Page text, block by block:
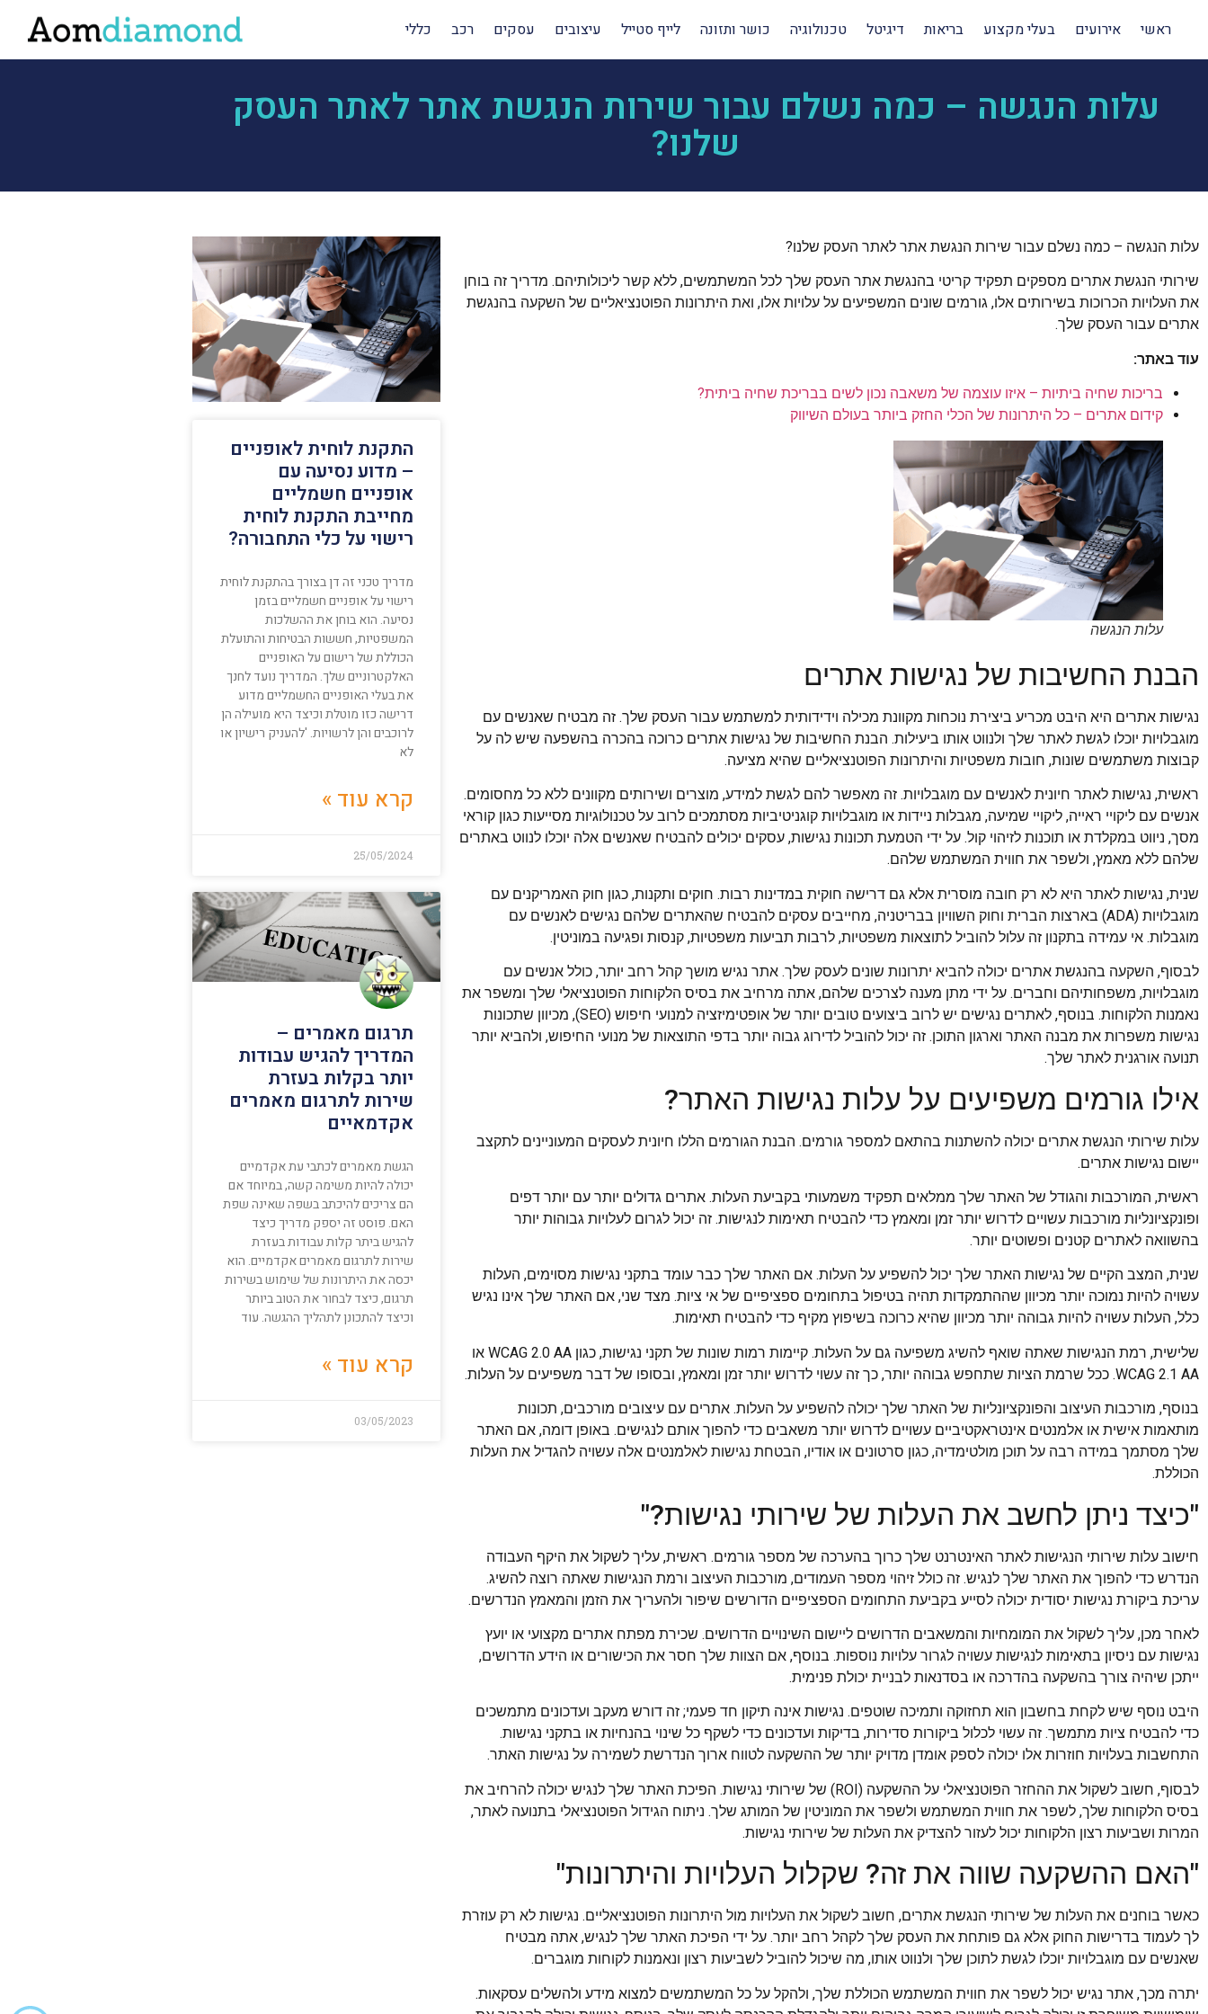
ראשי אירועים בעלי מקצוע בריאות דיגיטל טכנולוגיה כושר ותזונה לייף סטייל עיצובים עסקים רכב כללי
עלות הנגשה – כמה נשלם עבור שירות הנגשת אתר לאתר העסק
שלנו?
עלות הנגשה – כמה נשלם עבור שירות הנגשת אתר לאתר העסק שלנו?
שירותי הנגשת אתרים מספקים תפקיד קריטי בהנגשת אתר העסק שלך לכל המשתמשים, ללא קשר ליכולותיהם. מדריך זה בוחן
את העלויות הכרוכות בשירותים אלו, גורמים שונים המשפיעים על עלויות אלו, ואת היתרונות הפוטנציאליים של השקעה בהנגשת
אתרים עבור העסק שלך.
עוד באתר:
בריכות שחיה ביתיות – איזו עוצמה של משאבה נכון לשים בבריכת שחיה ביתית?
קידום אתרים – כל היתרונות של הכלי החזק ביותר בעולם השיווק
עלות הנגשה
הבנת החשיבות של נגישות אתרים
נגישות אתרים היא היבט מכריע ביצירת נוכחות מקוונת מכילה וידידותית למשתמש עבור העסק שלך. זה מבטיח שאנשים עם
מוגבלויות יוכלו לגשת לאתר שלך ולנווט אותו ביעילות. הבנת החשיבות של נגישות אתרים כרוכה בהכרה בהשפעה שיש לה על
קבוצות משתמשים שונות, חובות משפטיות והיתרונות הפוטנציאליים שהיא מציעה.
ראשית, נגישות לאתר חיונית לאנשים עם מוגבלויות. זה מאפשר להם לגשת למידע, מוצרים ושירותים מקוונים ללא כל מחסומים.
אנשים עם ליקויי ראייה, ליקויי שמיעה, מגבלות ניידות או מוגבלויות קוגניטיביות מסתמכים לרוב על טכנולוגיות מסייעות כגון קוראי
מסך, ניווט במקלדת או תוכנות לזיהוי קול. על ידי הטמעת תכונות נגישות, עסקים יכולים להבטיח שאנשים אלה יוכלו לנווט באתרים
שלהם ללא מאמץ, ולשפר את חווית המשתמש שלהם.
שנית, נגישות לאתר היא לא רק חובה מוסרית אלא גם דרישה חוקית במדינות רבות. חוקים ותקנות, כגון חוק האמריקנים עם
מוגבלויות (ADA) בארצות הברית וחוק השוויון בבריטניה, מחייבים עסקים להבטיח שהאתרים שלהם נגישים לאנשים עם
מוגבלות. אי עמידה בתקנון זה עלול להוביל לתוצאות משפטיות, לרבות תביעות משפטיות, קנסות ופגיעה במוניטין.
לבסוף, השקעה בהנגשת אתרים יכולה להביא יתרונות שונים לעסק שלך. אתר נגיש מושך קהל רחב יותר, כולל אנשים עם
מוגבלויות, משפחותיהם וחברים. על ידי מתן מענה לצרכים שלהם, אתה מרחיב את בסיס הלקוחות הפוטנציאלי שלך ומשפר את
נאמנות הלקוחות. בנוסף, לאתרים נגישים יש לרוב ביצועים טובים יותר של אופטימיזציה למנועי חיפוש (SEO), מכיוון שתכונות
נגישות משפרות את מבנה האתר וארגון התוכן. זה יכול להוביל לדירוג גבוה יותר בדפי התוצאות של מנועי החיפוש, ולהביא יותר
תנועה אורגנית לאתר שלך.
אילו גורמים משפיעים על עלות נגישות האתר?
עלות שירותי הנגשת אתרים יכולה להשתנות בהתאם למספר גורמים. הבנת הגורמים הללו חיונית לעסקים המעוניינים לתקצב
יישום נגישות אתרים.
ראשית, המורכבות והגודל של האתר שלך ממלאים תפקיד משמעותי בקביעת העלות. אתרים גדולים יותר עם יותר דפים
ופונקציונליות מורכבות עשויים לדרוש יותר זמן ומאמץ כדי להבטיח תאימות לנגישות. זה יכול לגרום לעלויות גבוהות יותר
בהשוואה לאתרים קטנים ופשוטים יותר.
שנית, המצב הקיים של נגישות האתר שלך יכול להשפיע על העלות. אם האתר שלך כבר עומד בתקני נגישות מסוימים, העלות
עשויה להיות נמוכה יותר מכיוון שההתמקדות תהיה בטיפול בתחומים ספציפיים של אי ציות. מצד שני, אם האתר שלך אינו נגיש
כלל, העלות עשויה להיות גבוהה יותר מכיוון שהיא כרוכה בשיפוץ מקיף כדי להבטיח תאימות.
שלישית, רמת הנגישות שאתה שואף להשיג משפיעה גם על העלות. קיימות רמות שונות של תקני נגישות, כגון WCAG 2.0 AA או
WCAG 2.1 AA. ככל שרמת הציות שתחפש גבוהה יותר, כך זה עשוי לדרוש יותר זמן ומאמץ, ובסופו של דבר משפיעים על העלות.
בנוסף, מורכבות העיצוב והפונקציונליות של האתר שלך יכולה להשפיע על העלות. אתרים עם עיצובים מורכבים, תכונות
מותאמות אישית או אלמנטים אינטראקטיביים עשויים לדרוש יותר משאבים כדי להפוך אותם לנגישים. באופן דומה, אם האתר
שלך מסתמך במידה רבה על תוכן מולטימדיה, כגון סרטונים או אודיו, הבטחת נגישות לאלמנטים אלה עשויה להגדיל את העלות
הכוללת.
"כיצד ניתן לחשב את העלות של שירותי נגישות?"
חישוב עלות שירותי הנגישות לאתר האינטרנט שלך כרוך בהערכה של מספר גורמים. ראשית, עליך לשקול את היקף העבודה
הנדרש כדי להפוך את האתר שלך לנגיש. זה כולל זיהוי מספר העמודים, מורכבות העיצוב ורמת הנגישות שאתה רוצה להשיג.
עריכת ביקורת נגישות יסודית יכולה לסייע בקביעת התחומים הספציפיים הדורשים שיפור ולהעריך את הזמן והמאמץ הנדרשים.
לאחר מכן, עליך לשקול את המומחיות והמשאבים הדרושים ליישום השינויים הדרושים. שכירת מפתח אתרים מקצועי או יועץ
נגישות עם ניסיון בתאימות לנגישות עשויה לגרור עלויות נוספות. בנוסף, אם הצוות שלך חסר את הכישורים או הידע הדרושים,
ייתכן שיהיה צורך בהשקעה בהדרכה או בסדנאות לבניית יכולת פנימית.
היבט נוסף שיש לקחת בחשבון הוא תחזוקה ותמיכה שוטפים. נגישות אינה תיקון חד פעמי; זה דורש מעקב ועדכונים מתמשכים
כדי להבטיח ציות מתמשך. זה עשוי לכלול ביקורות סדירות, בדיקות ועדכונים כדי לשקף כל שינוי בהנחיות או בתקני נגישות.
התחשבות בעלויות חוזרות אלו יכולה לספק אומדן מדויק יותר של ההשקעה לטווח ארוך הנדרשת לשמירה על נגישות האתר.
לבסוף, חשוב לשקול את ההחזר הפוטנציאלי על ההשקעה (ROI) של שירותי נגישות. הפיכת האתר שלך לנגיש יכולה להרחיב את
בסיס הלקוחות שלך, לשפר את חווית המשתמש ולשפר את המוניטין של המותג שלך. ניתוח הגידול הפוטנציאלי בתנועה לאתר,
המרות ושביעות רצון הלקוחות יכול לעזור להצדיק את העלות של שירותי נגישות.
"האם ההשקעה שווה את זה? שקלול העלויות והיתרונות"
כאשר בוחנים את העלות של שירותי הנגשת אתרים, חשוב לשקול את העלויות מול היתרונות הפוטנציאליים. נגישות לא רק עוזרת
לך לעמוד בדרישות החוק אלא גם פותחת את העסק שלך לקהל רחב יותר. על ידי הפיכת האתר שלך לנגיש, אתה מבטיח
שאנשים עם מוגבלויות יוכלו לגשת לתוכן שלך ולנווט אותו, מה שיכול להוביל לשביעות רצון ונאמנות לקוחות מוגברים.
יתרה מכך, אתר נגיש יכול לשפר את חווית המשתמש הכוללת שלך, ולהקל על כל המשתמשים למצוא מידע ולהשלים עסקאות.
התקנת לוחית לאופניים
– מדוע נסיעה עם
אופניים חשמליים
מחייבת התקנת לוחית
רישוי על כלי התחבורה?
מדריך טכני זה דן בצורך בהתקנת לוחית
רישוי על אופניים חשמליים בזמן
נסיעה. הוא בוחן את ההשלכות
המשפטיות, חששות הבטיחות והתועלת
הכוללת של רישום על האופניים
האלקטרוניים שלך. המדריך נועד לחנך
את בעלי האופניים החשמליים מדוע
דרישה כזו מוטלת וכיצד היא מועילה הן
לרוכבים והן לרשויות. 'להעניק רישיון או
לא
קרא עוד »
25/05/2024
תרגום מאמרים –
המדריך להגיש עבודות
יותר בקלות בעזרת
שירות לתרגום מאמרים
אקדמאיים
הגשת מאמרים לכתבי עת אקדמיים
יכולה להיות משימה קשה, במיוחד אם
הם צריכים להיכתב בשפה שאינה שפת
האם. פוסט זה יספק מדריך כיצד
להגיש ביתר קלות עבודות בעזרת
שירות לתרגום מאמרים אקדמיים. הוא
יכסה את היתרונות של שימוש בשירות
תרגום, כיצד לבחור את הטוב ביותר
וכיצד להתכונן לתהליך ההגשה. עוד
קרא עוד »
03/05/2023